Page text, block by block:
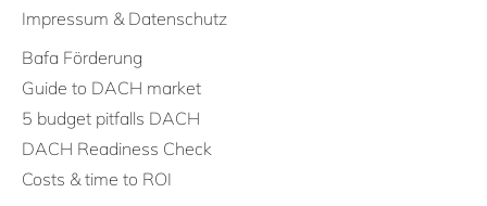
Impressum & Datenschutz
Bafa Förderung
Guide to DACH market
5 budget pitfalls DACH
DACH Readiness Check
Costs & time to ROI